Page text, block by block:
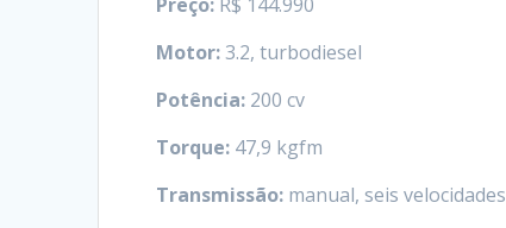
Motor:3.2, turbodiesel
Potência: 200 cv
Torque: 47,9 kgfm
Transmissão: manual, seis velocidades